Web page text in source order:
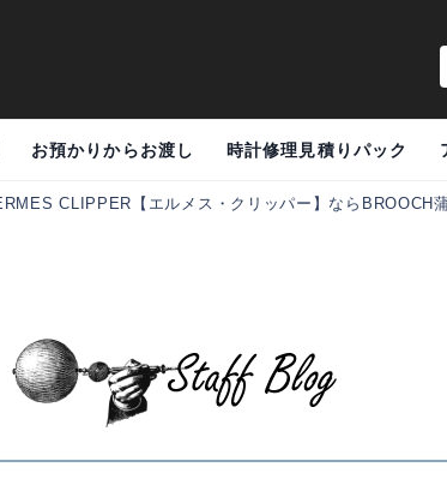
お預かりからお渡し 時計修理見積りパック
CLIPPER【エルメス・クリッパー】ならBROOCH